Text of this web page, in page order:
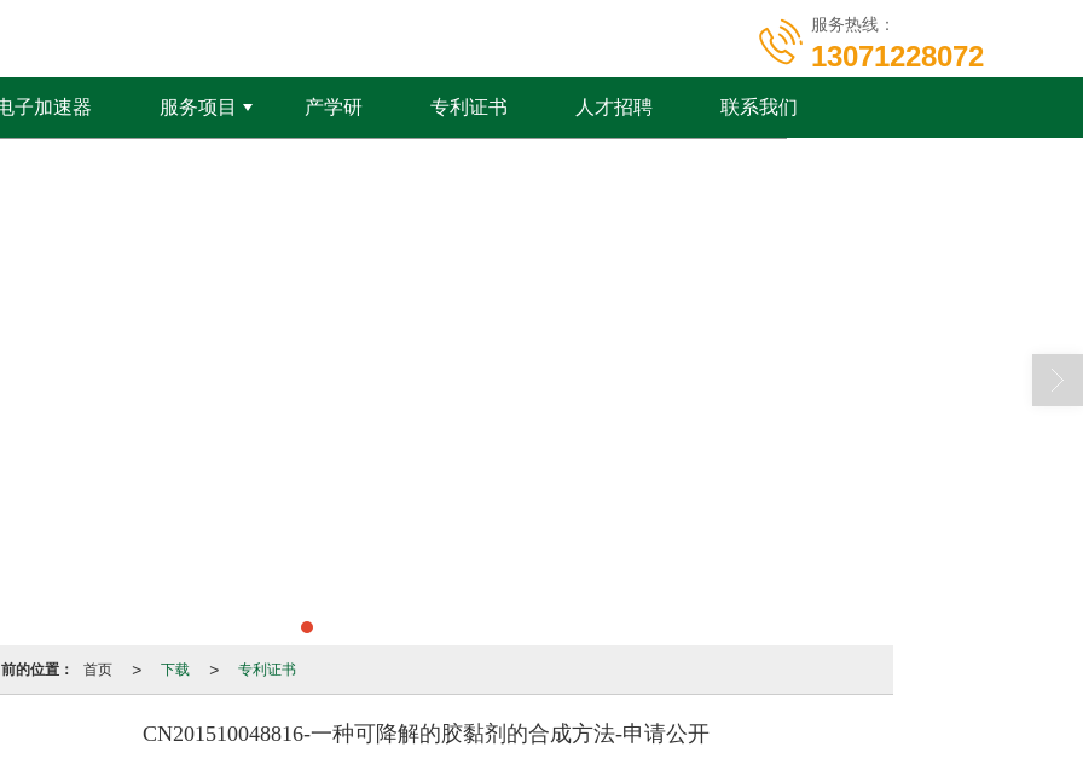
服务热线：
13071228072
子加速器 服务项目 产学研 专利证书 人才招聘 联系我们
的位置： 首页 > 下载 > 专利证书
CN201510048816-一种可降解的胶黏剂的合成方法-申请公开